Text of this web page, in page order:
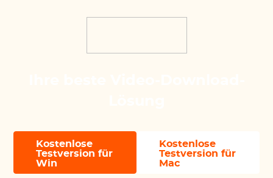
Kostenlose
Testversion für
Win
Kostenlose
Testversion für
Mac